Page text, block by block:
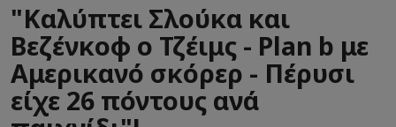
"Καλύπτει Σλούκα και
Βεζένκοφ ο Τζέιμς - Plan b με
Αμερικανό σκόρερ - Πέρυσι
είχε 26 πόντους ανά